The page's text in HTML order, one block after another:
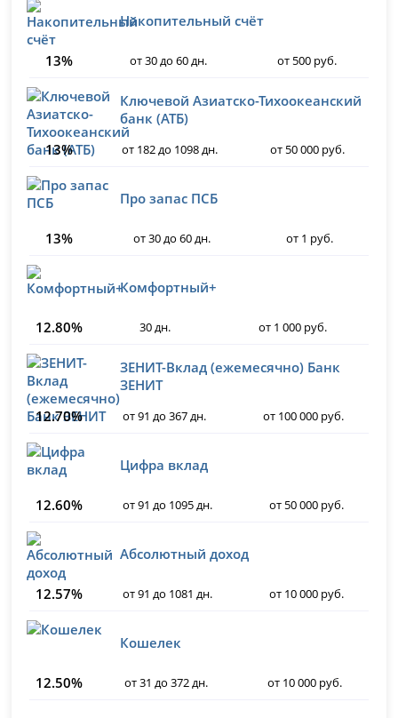
Накопительный счёт
13% от 30 до 60 дн. от 500 руб.
Ключевой Азиатско-Тихоокеанский
банк (АТБ)
13%
от 182 до 1098 дн. от 50 000 руб.
Про запас ПСБ
13% от 30 до 60 дн. от 1 руб.
Комфортный+
12.80% 30 дн. от 1 000 руб.
ЗЕНИТ-Вклад (ежемесячно) Банк
ЗЕНИТ
12.70%
от 91 до 367 дн. от 100 000 руб.
Цифра вклад
12.60% от 91 до 1095 дн. от 50 000 руб.
Абсолютный доход
12.57% от 91 до 1081 дн. от 10 000 руб.
Кошелек
12.50% от 31 до 372 дн. от 10 000 руб.